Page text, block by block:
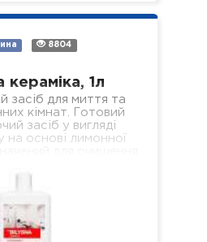
8804
кераміка, 1л
засіб для миття та
кімнат. Готовий
засіб у вигляді
на основі лимонної